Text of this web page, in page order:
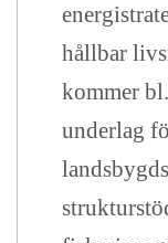
hållbar
kommer
underlag